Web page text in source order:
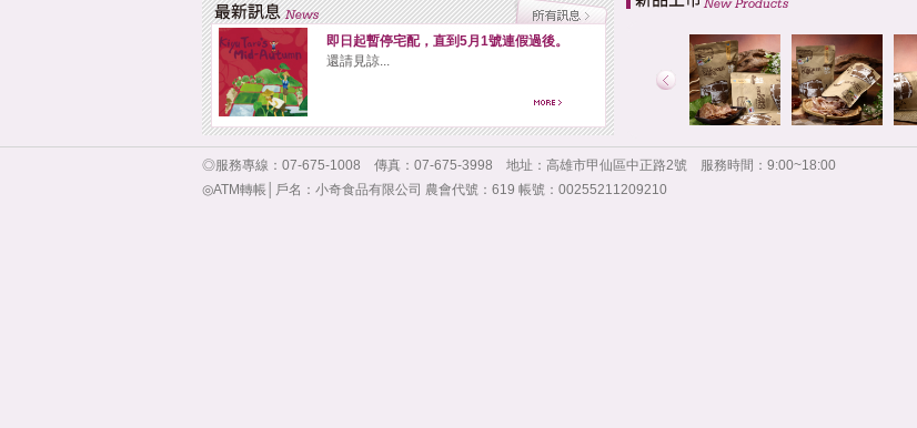
即日起暫停宅配，直到5月1號連假過後。
還請見諒...
◎服務專線：07-675-1008 傳真：07-675-3998 地址：高雄市甲仙區中正路2號 服務時間：9:00~18:00
◎ATM轉帳│戶名：小奇食品有限公司 農會代號：619 帳號：00255211209210